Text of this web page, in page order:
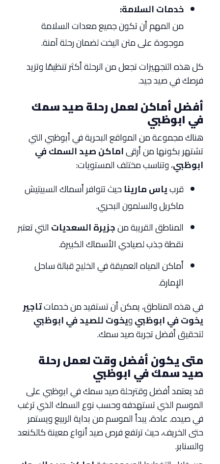
خدمات السلامة:
من المهم أن تكون جميع معدات السلامة
موجودة على متن اليخت لضمان رحلة آمنة.
كل هذه التجهيزات تجعل من الرحلة أكثر تنظيمًا وتزيد
فرصك في صيد جيد.
أفضل أماكن لعمل رحلة صيد سمك
في ابوظبي
هناك مجموعة من المواقع البحرية في أبوظبي التي
تشتهر بكونها من أرقىاماكن صيد السمك في
ابوظبي، وتناسب مختلف المستويات:
قربياس ماريناحيث تتوافر أسماك السبيتيش
ماكريل والسلمون البحري.
المناطق القريبة منجزيرة السعدياتالتي تعتبر
نقطة جذب لصيادي الأسماك الكبيرة.
أماكن المياه العميقة في الخليج قبالة ساحل
الإمارة.
في هذه المناطق، يمكن أن تستفيد من خدماتتاجير
يخوت في ابوظبيويخوت للصيد في ابوظبي
لتحقيق أفضل تجربة صيد سمك.
متى يكون أفضل وقت لعمل رحلة
صيد سمك في ابوظبي
قد يعتمد أفضل وقترحلة صيد سمك في ابوظبي على
الموسم الذي تستهدفه وحسب نوع السمك الذي ترغب
في صيده. عادة، يبدأ الموسم من بداية الربيع ويستمر
حتى الخريف، حيث ترتفع فرص صيد أنواع معينة كالكنعد
والسنابر.